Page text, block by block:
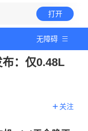
打开
无障碍
：仅0.48L
关注